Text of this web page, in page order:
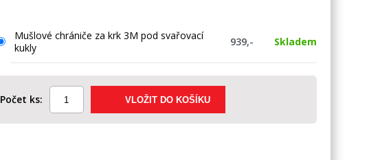
Mušlové chrániče za krk 3M pod svařovací
kukly
939,- Skladem
Počet ks: